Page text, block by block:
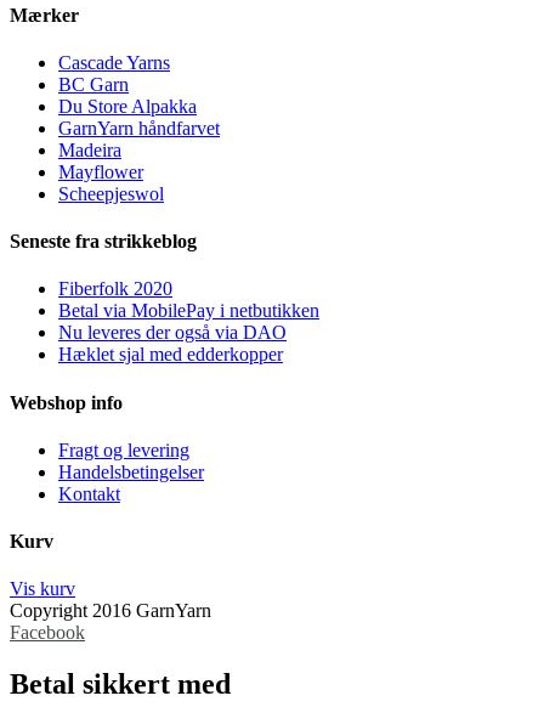
Mærker
Cascade Yarns
BC Garn
Du Store Alpakka
GarnYarn håndfarvet
Madeira
Mayflower
Scheepjeswol
Seneste fra strikkeblog
Fiberfolk 2020
Betal via MobilePay i netbutikken
Nu leveres der også via DAO
Hæklet sjal med edderkopper
Webshop info
Fragt og levering
Handelsbetingelser
Kontakt
Kurv
Vis kurv
Copyright 2016 GarnYarn
Facebook
Betal sikkert med